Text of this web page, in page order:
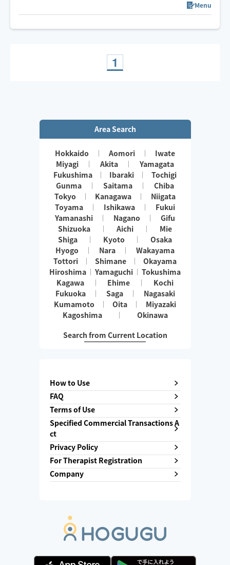
対応できます！タイ式がメインです
Menu
1
Area Search
Hokkaido Aomori
Iwate
Miyagi
Akita
Yamagata
Fukushima
Ibaraki
Tochigi
Gunma
Saitama
Chiba
Tokyo
Kanagawa
Niigata
Toyama
Ishikawa
Fukui
Yamanashi
Nagano
Gifu
Shizuoka
Aichi
Mie
Shiga
Kyoto
Osaka
Hyogo
Nara
Wakayama
Tottori
Shimane
Okayama
Hiroshima
Yamaguchi
Tokushima
Kagawa
Ehime
Kochi
Fukuoka
Saga
Nagasaki
Kumamoto
Oita
Miyazaki
Kagoshima
Okinawa
Search from Current Location
How to Use
FAQ
Terms of Use
Specified Commercial Transactions A
ct
Privacy Policy
For Therapist Registration
Company